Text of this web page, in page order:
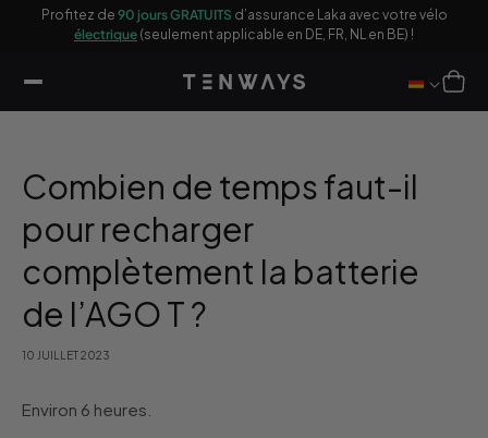
Profitez de 90 jours GRATUITS d’assurance Laka avec votre vélo
électrique (seulement applicable en DE, FR, NL en BE) !
Panier
Combien de temps faut-il
pour recharger
complètement la batterie
de l’AGO T ?
10 JUILLET 2023
Environ 6 heures.